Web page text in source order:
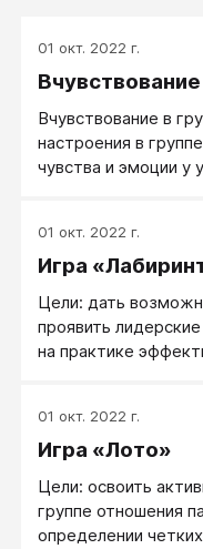
01 окт. 2022 г.
Вчувствование в
настроения в
чувства и эмоции у
01 окт. 2022 г.
Игра
Цели: дать
проявить
на практике
требующей
реакции на
условиях
01 окт. 2022 г.
Игра «Лото»
Цели: освоить
группе отношения
определении